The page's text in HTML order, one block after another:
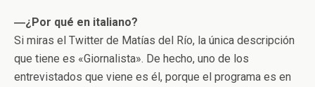
―¿Por qué en italiano?
Si miras el Twitter de Matías del Río, la única descripción
que tiene es «Giornalista». De hecho, uno de los
entrevistados que viene es él, porque el programa es en